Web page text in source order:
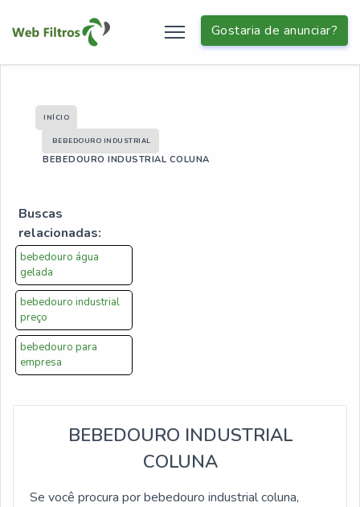
Gostaria de anunciar?
INÍCIO
BEBEDOURO INDUSTRIAL
BEBEDOURO INDUSTRIAL COLUNA
Buscas
relacionadas:
bebedouro água
gelada
bebedouro industrial
preço
bebedouro para
empresa
BEBEDOURO INDUSTRIAL
COLUNA
Se você procura por bebedouro industrial coluna,